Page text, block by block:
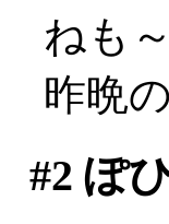
ねも
昨晩
#2 ぽ